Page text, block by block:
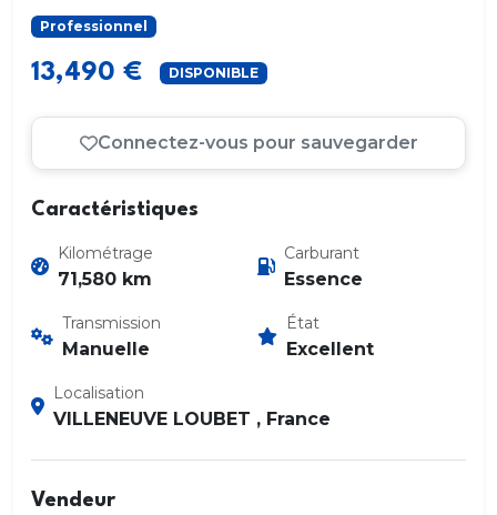
Professionnel
13,490 € DISPONIBLE
Connectez-vous pour sauvegarder
Caractéristiques
Kilométrage
71,580 km
Carburant
Essence
Transmission
Manuelle
État
Excellent
Localisation
VILLENEUVE LOUBET , France
Vendeur